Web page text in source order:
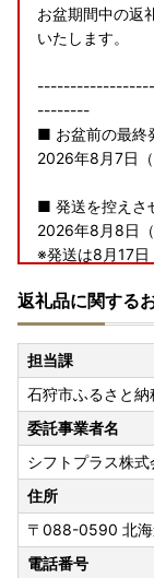
お盆期間中の返
いたします。
--------
■ お盆前の最終
2026年8月7日（
■ 発送を控えさ
2026年8月8日
※発送は8月17日
--------
なお、寄附のお
けております。
※青果物につき
間中でも発送さ
※ご不在等によ
市ふるさと納税
※原則、お盆期
部の返礼品につ
ざいます。
返礼品に関する
担当課
石狩市ふるさと
委託事業者名
シフトプラス株式
住所
〒088-0590 北
電話番号